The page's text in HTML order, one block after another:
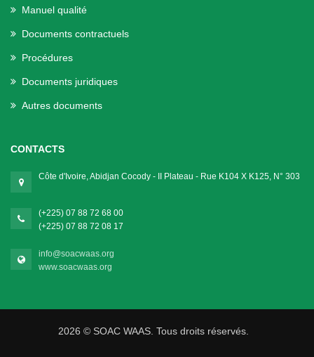
Manuel qualité
Documents contractuels
Procédures
Documents juridiques
Autres documents
CONTACTS
Côte d'Ivoire, Abidjan Cocody - II Plateau - Rue K104 X K125, N° 303
(+225) 07 88 72 68 00
(+225) 07 88 72 08 17
info@soacwaas.org
www.soacwaas.org
2026 © SOAC WAAS. Tous droits réservés.